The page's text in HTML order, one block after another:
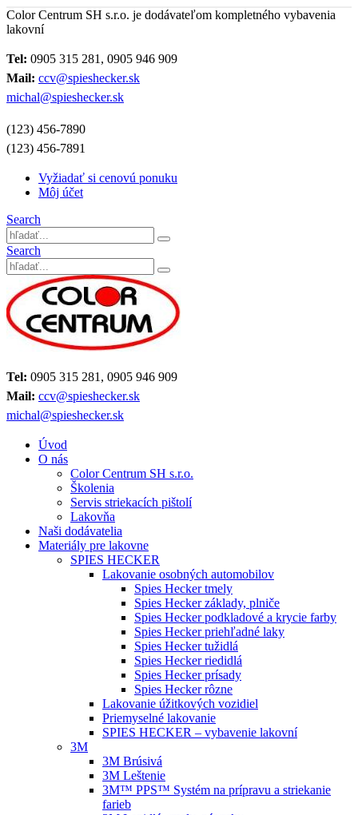
Color Centrum SH s.r.o. je dodávateľom kompletného vybavenia
lakovní
Tel: 0905 315 281, 0905 946 909
Mail: ccv@spieshecker.sk
michal@spieshecker.sk
(123) 456-7890
(123) 456-7891
Vyžiadať si cenovú ponuku
Môj účet
Search
Search
Tel: 0905 315 281, 0905 946 909
Mail: ccv@spieshecker.sk
michal@spieshecker.sk
Úvod
O nás
Color Centrum SH s.r.o.
Školenia
Servis striekacích pištolí
Lakovňa
Naši dodávatelia
Materiály pre lakovne
SPIES HECKER
Lakovanie osobných automobilov
Spies Hecker tmely
Spies Hecker základy, plniče
Spies Hecker podkladové a krycie farby
Spies Hecker priehľadné laky
Spies Hecker tužidlá
Spies Hecker riedidlá
Spies Hecker prísady
Spies Hecker rôzne
Lakovanie úžitkových vozidiel
Priemyselné lakovanie
SPIES HECKER – vybavenie lakovní
3M
3M Brúsivá
3M Leštenie
3M™ PPS™ Systém na prípravu a striekanie
farieb